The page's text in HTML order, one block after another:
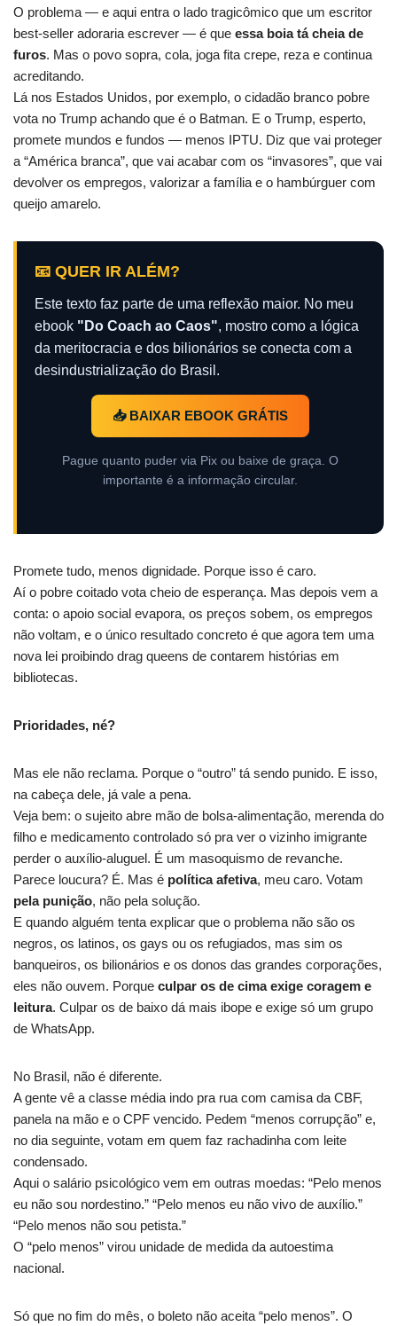
O problema — e aqui entra o lado tragicômico que um escritor
best-seller adoraria escrever — é que essa boia tá cheia de
furos. Mas o povo sopra, cola, joga fita crepe, reza e continua
acreditando.
Lá nos Estados Unidos, por exemplo, o cidadão branco pobre
vota no Trump achando que é o Batman. E o Trump, esperto,
promete mundos e fundos — menos IPTU. Diz que vai proteger
a “América branca”, que vai acabar com os “invasores”, que vai
devolver os empregos, valorizar a família e o hambúrguer com
queijo amarelo.
📧 QUER IR ALÉM?
Este texto faz parte de uma reflexão maior. No meu
ebook "Do Coach ao Caos", mostro como a lógica
da meritocracia e dos bilionários se conecta com a
desindustrialização do Brasil.
📥 BAIXAR EBOOK GRÁTIS
Pague quanto puder via Pix ou baixe de graça. O
importante é a informação circular.
Promete tudo, menos dignidade. Porque isso é caro.
Aí o pobre coitado vota cheio de esperança. Mas depois vem a
conta: o apoio social evapora, os preços sobem, os empregos
não voltam, e o único resultado concreto é que agora tem uma
nova lei proibindo drag queens de contarem histórias em
bibliotecas.
Prioridades, né?
Mas ele não reclama. Porque o “outro” tá sendo punido. E isso,
na cabeça dele, já vale a pena.
Veja bem: o sujeito abre mão de bolsa-alimentação, merenda do
filho e medicamento controlado só pra ver o vizinho imigrante
perder o auxílio-aluguel. É um masoquismo de revanche.
Parece loucura? É. Mas é política afetiva, meu caro. Votam
pela punição, não pela solução.
E quando alguém tenta explicar que o problema não são os
negros, os latinos, os gays ou os refugiados, mas sim os
banqueiros, os bilionários e os donos das grandes corporações,
eles não ouvem. Porque culpar os de cima exige coragem e
leitura. Culpar os de baixo dá mais ibope e exige só um grupo
de WhatsApp.
No Brasil, não é diferente.
A gente vê a classe média indo pra rua com camisa da CBF,
panela na mão e o CPF vencido. Pedem “menos corrupção” e,
no dia seguinte, votam em quem faz rachadinha com leite
condensado.
Aqui o salário psicológico vem em outras moedas: “Pelo menos
eu não sou nordestino.” “Pelo menos eu não vivo de auxílio.”
“Pelo menos não sou petista.”
O “pelo menos” virou unidade de medida da autoestima
nacional.
Só que no fim do mês, o boleto não aceita “pelo menos”. O